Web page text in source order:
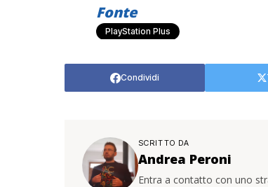
Fonte
PlayStation Plus
Condividi
SCRITTO DA
Andrea Peroni
Entra a contatto con uno